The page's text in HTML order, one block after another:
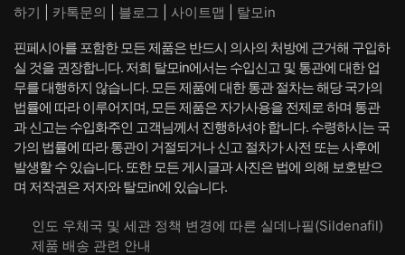
하기
카톡문의 블로그 사이트맵 탈모in
핀페시아를 포함한 모든 제품은 반드시 의사의 처방에 근거해 구입하
실 것을 권장합니다. 저희 탈모in에서는 수입신고 및 통관에 대한 업
무를 대행하지 않습니다. 모든 제품에 대한 통관 절차는 해당 국가의
법률에 따라 이루어지며, 모든 제품은 자가사용을 전제로 하며 통관
과 신고는 수입화주인 고객님께서 진행하셔야 합니다. 수령하시는 국
가의 법률에 따라 통관이 거절되거나 신고 절차가 사전 또는 사후에
발생할 수 있습니다. 또한 모든 게시글과 사진은 법에 의해 보호받으
며 저작권은 저자와 탈모in에 있습니다.
인도 우체국 및 세관 정책 변경에 따른 실데나필(Sildenafil)
제품 배송 관련 안내